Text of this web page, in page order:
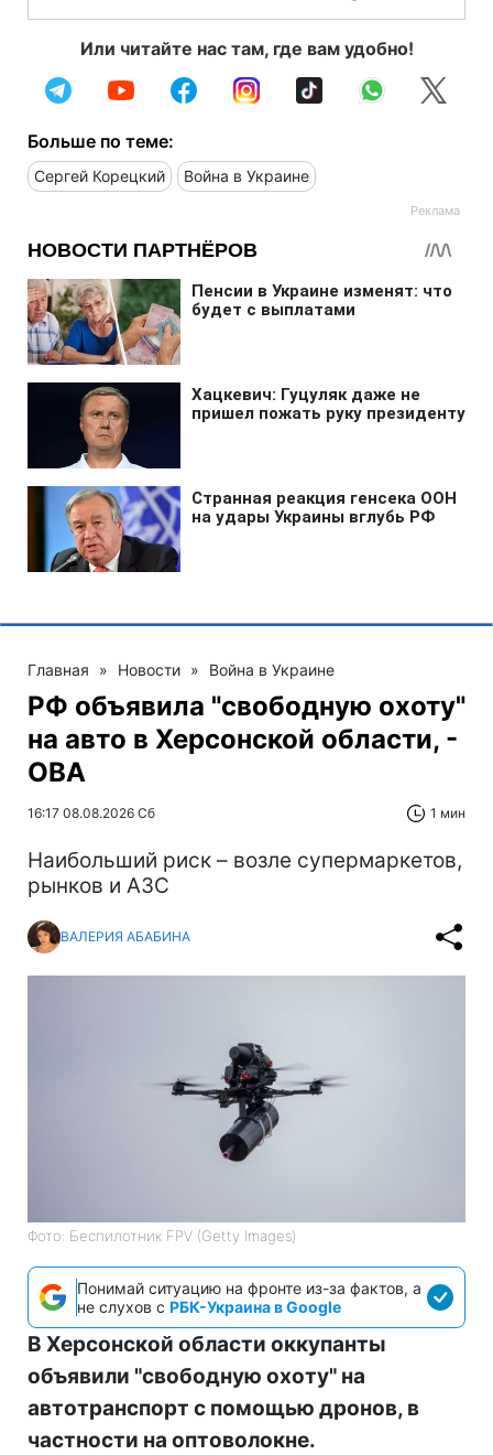
Или читайте нас там, где вам удобно!
Больше по теме:
Сергей Корецкий Война в Украине
Главная » Новости » Война в Украине
РФ объявила "свободную охоту"
на авто в Херсонской области, -
ОВА
16:17 08.08.2026 Сб 1 мин
Наибольший риск – возле супермаркетов,
рынков и АЗС
ВАЛЕРИЯ АБАБИНА
Фото: Беспилотник FPV (Getty Images)
Понимай ситуацию на фронте из-за фактов, а
не слухов с РБК-Украина в Google
В Херсонской области оккупанты
объявили "свободную охоту" на
автотранспорт с помощью дронов, в
частности на оптоволокне.